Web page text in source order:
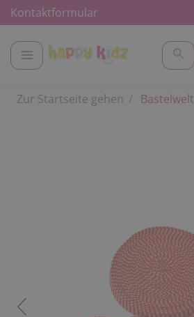
Kontaktformular
Zur Startseite gehen Bastelwelt